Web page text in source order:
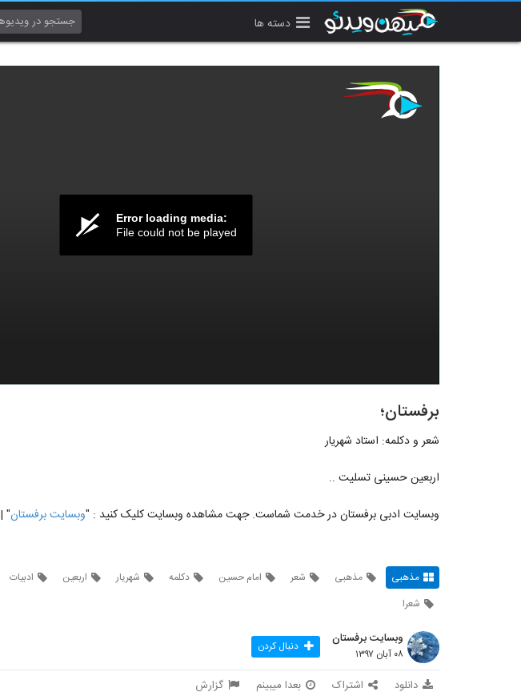
دسته ها
Error loading media:
File could not be played
برفستان؛
شعر و دکلمه: استاد شهریار
اربعین حسینی تسلیت ..
وبسایت ادبی برفستان در خدمت شماست. جهت مشاهده وبسایت کلیک کنید : "وبسایت برفستان" |
مذهبی مذهبی شعر امام حسین دکلمه شهریار اربعین ادبیات
شعرا
وبسایت برفستان
۰۸ آبان ۱۳۹۷ دنبال کردن
دانلود اشتراک بعدا میبینم گزارش